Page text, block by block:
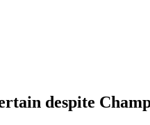
despite